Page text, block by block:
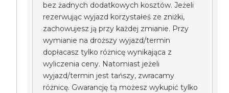
bez żadnych dodatkowych kosztów. Jeżeli
rezerwując wyjazd korzystałeś ze zniżki,
zachowujesz ją przy każdej zmianie. Przy
wymianie na droższy wyjazd/termin
dopłacasz tylko różnicę wynikająca z
wyliczenia ceny. Natomiast jeżeli
wyjazd/termin jest tańszy, zwracamy
różnicę. Gwarancję tą możesz wykupić tylko